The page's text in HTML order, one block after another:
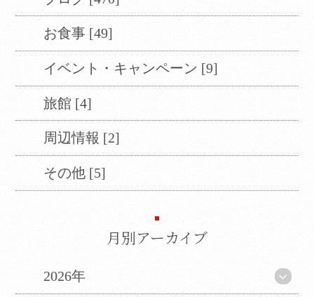
お食事 [49]
イベント・キャンペーン [9]
旅館 [4]
周辺情報 [2]
その他 [5]
月別アーカイブ
2026年
当サイトは、外部サイトの翻訳サービス［
Google翻訳サービス ］を導入しています。
機械的に翻訳されますので、言葉づかい・文
法などが正確でない場合があります。翻訳の
精度にともなう間違いがあったとしても、当
社では責任を負うことができません。
ページ内のテキストは翻訳されますが、画
像・添付ファイルなど、翻訳の対象外となる
ものもありますので、ご了承ください。
れてしまう箇所もございますが、ご了承くだ
CLOSE